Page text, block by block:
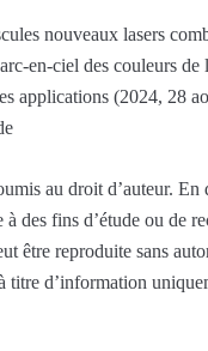
nouveaux lasers
en-ciel des couleurs
applications (2024, 28
au droit d’auteur. En
des fins d’étude ou de
être reproduite sans
titre d’information